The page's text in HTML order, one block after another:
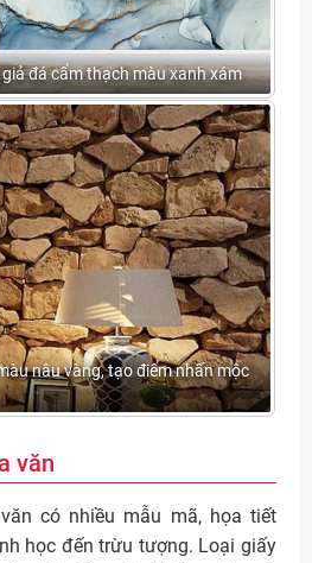
đá cẩm thạch màu xanh xám
nâu vàng, tạo điểm nhấn mộc
văn
có nhiều mẫu mã, họa tiết
học đến trừu tượng. Loại giấy